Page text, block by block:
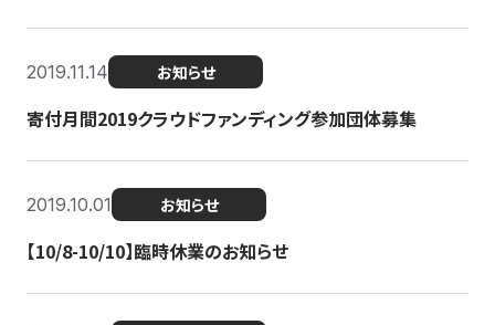
2019.11.14 お知らせ
寄付月間2019クラウドファンディング参加団体募集
2019.10.01 お知らせ
【10/8-10/10】臨時休業のお知らせ